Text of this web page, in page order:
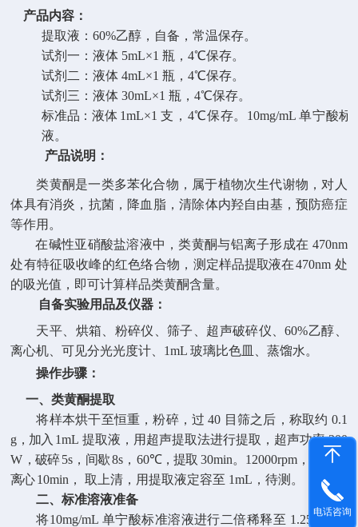
产品内容：
提取液：60%乙醇，自备，常温保存。
试剂一：液体 5mL×1瓶，4℃保存。
试剂二：液体 4mL×1瓶，4℃保存。
试剂三：液体 30mL×1瓶，4℃保存。
标准品：液体 1mL×1支， 4℃保存。 10mg/mL单宁酸标
液。
产品说明：
类黄酮是一类多苯化合物，属于植物次生代谢物，对人
体具有消炎，抗菌，降血脂，清除体内羟自由基，预防癌症
等作用。
在碱性亚硝酸盐溶液中，类黄酮与铝离子形成在 470nm
处有特征吸收峰的红色络合物，测定样品提取液在470nm 处
的吸光值，即可计算样品类黄酮含量。
自备实验用品及仪器：
天平、烘箱、粉碎仪、筛子、超声破碎仪、60%乙醇、
离心机、可见分光光度计、 1mL玻璃比色皿、蒸馏水。
操作步骤：
一、类黄酮提取
将样本烘干至恒重，粉碎，过 40 目筛之后，称取约 0.1
g ，加入 1mL 提取液，用超声提取法进行提取，超声功率 300
W ，破碎 5s ，间歇8s ， 60℃，提取 30min。 12000rpm，
℃，
离心10min ， 取上清，用提取液定容至 1mL ，待测。
二、标准溶液准备
将10mg/mL 单宁酸标准溶液进行二倍稀释至 1.25 、0.62
电话咨询